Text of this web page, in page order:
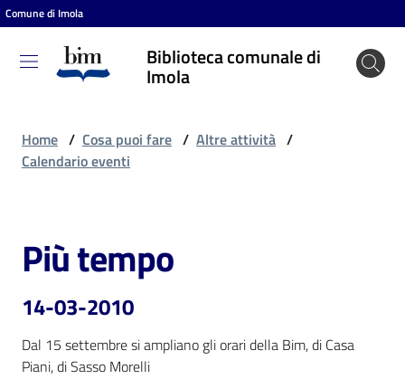
Vai al contenuto
Vai alla navigazione
Vai al footer
Comune di Imola
Biblioteca comunale di
Imola
Biblioteca
comunale
Cosa
puoi
fare
Home / Cosa puoi fare / Altre attività /
Calendario eventi
Salta al contenuto
Più tempo
14-03-2010
Dal 15 settembre si ampliano gli orari della Bim, di Casa
Piani, di Sasso Morelli